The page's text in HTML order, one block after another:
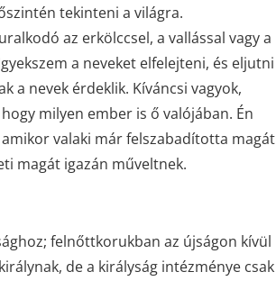
tekinteni a világra.
az erkölccsel, a vallással vagy a
a neveket elfelejteni, és eljutni
a nevek érdeklik. Kíváncsi vagyok,
milyen ember is ő valójában. Én
valaki már felszabadította magát
magát igazán műveltnek.
felnőttkorukban az újságon kívül
de a királyság intézménye csak